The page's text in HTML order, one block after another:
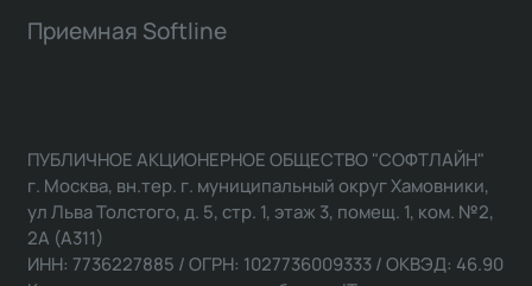
Приемная Softline
ПУБЛИЧНОЕ АКЦИОНЕРНОЕ ОБЩЕСТВО "СОФТЛАЙН"
г. Москва, вн.тер. г. муниципальный округ Хамовники,
ул Льва Толстого, д. 5, стр. 1, этаж 3, помещ. 1, ком. №2,
2А (А311)
ИНН: 7736227885 / ОГРН: 1027736009333 / ОКВЭД: 46.90